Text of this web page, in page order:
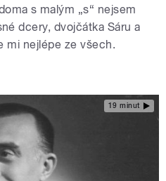
s malým „s“ nejsem
dcery, dvojčátka Sáru a
mi nejlépe ze všech.
19 minut